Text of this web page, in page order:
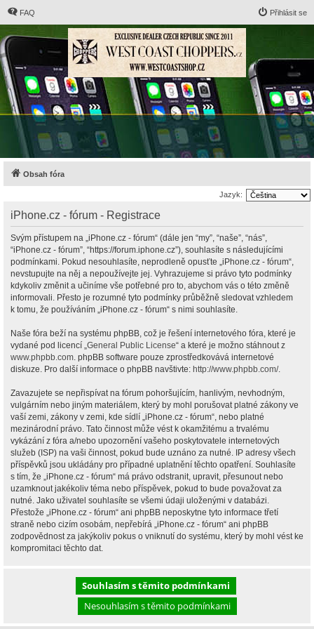
FAQ Přihlásit se
Obsah fóra
Jazyk:
iPhone.cz - fórum - Registrace
Svým přístupem na „iPhone.cz - fórum“ (dále jen “my”, “naše”, “nás”,
“iPhone.cz - fórum”, “https://forum.iphone.cz”), souhlasíte s následujícími
podmínkami. Pokud nesouhlasíte, neprodleně opusťte „iPhone.cz - fórum“,
nevstupujte na něj a nepoužívejte jej. Vyhrazujeme si právo tyto podmínky
kdykoliv změnit a učiníme vše potřebné pro to, abychom vás o této změně
informovali. Přesto je rozumné tyto podmínky průběžně sledovat vzhledem
k tomu, že používáním „iPhone.cz - fórum“ s nimi souhlasíte.
Naše fóra beží na systému phpBB, což je řešení internetového fóra, které je
vydané pod licencí „General Public License“ a které je možno stáhnout z
www.phpbb.com. phpBB software pouze zprostředkovává internetové
diskuze. Pro další informace o phpBB navštivte: http://www.phpbb.com/.
Zavazujete se nepřispívat na fórum pohoršujícím, hanlivým, nevhodným,
vulgárním nebo jiným materiálem, který by mohl porušovat platné zákony ve
vaší zemi, zákony v zemi, kde sídlí „iPhone.cz - fórum“, nebo platné
mezinárodní právo. Tato činnost může vést k okamžitému a trvalému
vykázání z fóra a/nebo upozornění vašeho poskytovatele internetových
služeb (ISP) na vaši činnost, pokud bude uznáno za nutné. IP adresy všech
příspěvků jsou ukládány pro případné uplatnění těchto opatření. Souhlasíte
s tím, že „iPhone.cz - fórum“ má právo odstranit, upravit, přesunout nebo
uzamknout jakékoliv téma nebo příspěvek, pokud to bude považovat za
nutné. Jako uživatel souhlasíte se všemi údaji uloženými v databázi.
Přestože „iPhone.cz - fórum“ ani phpBB neposkytne tyto informace třetí
straně nebo cizím osobám, nepřebírá „iPhone.cz - fórum“ ani phpBB
zodpovědnost za jakýkoliv pokus o vniknutí do systému, který by mohl vést ke
kompromitaci těchto dat.